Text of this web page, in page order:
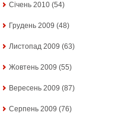
Січень 2010 (54)
Грудень 2009 (48)
Листопад 2009 (63)
Жовтень 2009 (55)
Вересень 2009 (87)
Серпень 2009 (76)